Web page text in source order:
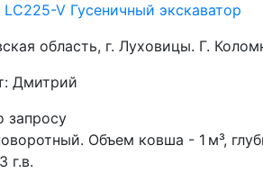
LC225-V Гусеничный экскаватор
область, г. Луховицы. Г.
Дмитрий
запросу
Объем ковша - 1 м³,
г.в.